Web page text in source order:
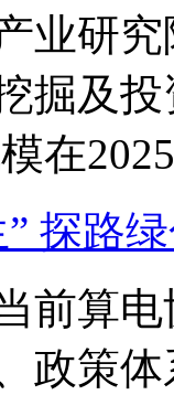
业研
掘及
在
探路
前算
政策